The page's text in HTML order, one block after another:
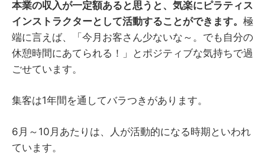
本業の収入が一定額あると思うと、気楽にピラティス
インストラクターとして活動することができます。 極
端に言えば、「今月お客さん少ないな～。でも自分の
休憩時間にあてられる！」とポジティブな気持ちで過
ごせています。
集客は1年間を通してバラつきがあります。
6月～10月あたりは、人が活動的になる時期といわれ
ています。